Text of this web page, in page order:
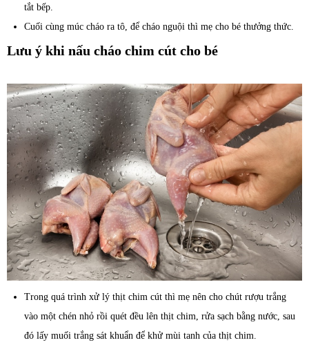
tắt bếp.
Cuối cùng múc cháo ra tô, để cháo nguội thì mẹ cho bé thưởng thức.
Lưu ý khi nấu cháo chim cút cho bé
Trong quá trình xử lý thịt chim cút thì mẹ nên cho chút rượu trắng
vào một chén nhỏ rồi quét đều lên thịt chim, rửa sạch bằng nước, sau
đó lấy muối trắng sát khuẩn để khử mùi tanh của thịt chim.